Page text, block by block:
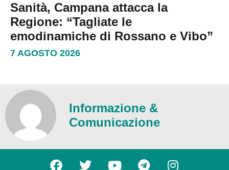
Sanità, Campana attacca la
Regione: “Tagliate le
emodinamiche di Rossano e Vibo”
7 AGOSTO 2026
Informazione &
Comunicazione